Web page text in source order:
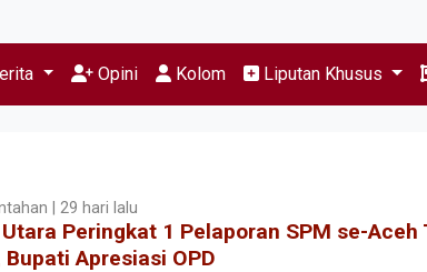
Opini Kolom Liputan Khusus
| 29 hari lalu
Peringkat 1 Pelaporan SPM se-Aceh
Bupati Apresiasi OPD